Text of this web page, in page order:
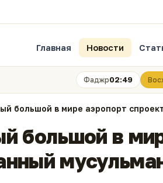
Главная Новости
Фаджр02:49
большой в мире аэропорт
большой в